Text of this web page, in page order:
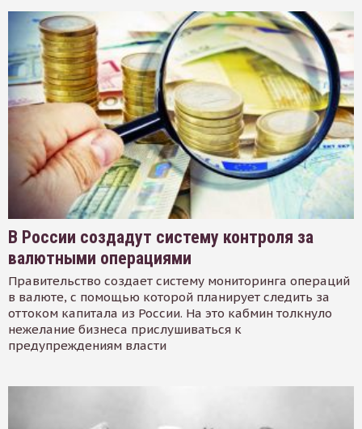
В России создадут систему контроля за
валютными операциями
Правительство создает систему мониторинга операций
в валюте, с помощью которой планирует следить за
оттоком капитала из России. На это кабмин толкнуло
нежелание бизнеса прислушиваться к
предупреждениям власти